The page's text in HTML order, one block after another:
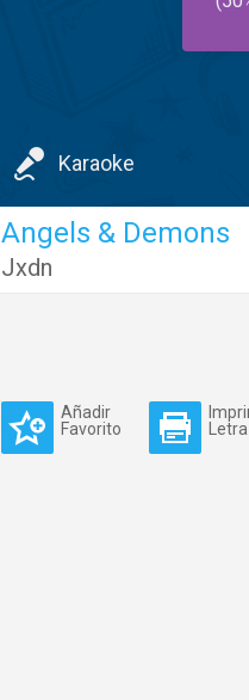
Karaoke
Angels & Demons
Jxdn
Añadir
Favorito
Letra